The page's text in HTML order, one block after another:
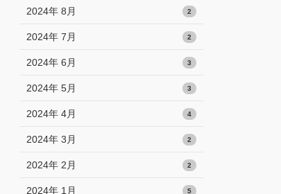
2024年 8月 2
2024年 7月 2
2024年 6月 3
2024年 5月 3
2024年 4月 4
2024年 3月 2
2024年 2月 2
2024年 1月 5